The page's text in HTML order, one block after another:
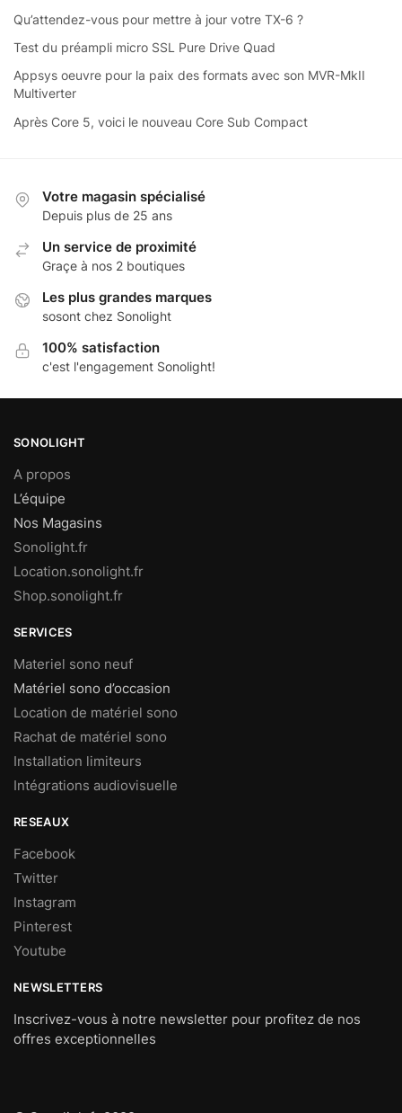
Qu’attendez-vous pour mettre à jour votre TX-6 ?
Test du préampli micro SSL Pure Drive Quad
Appsys oeuvre pour la paix des formats avec son MVR-MkII
Multiverter
Après Core 5, voici le nouveau Core Sub Compact
Votre magasin spécialisé
Depuis plus de 25 ans
Un service de proximité
Graçe à nos 2 boutiques
Les plus grandes marques
sosont chez Sonolight
100% satisfaction
c'est l'engagement Sonolight!
SONOLIGHT
A propos
L’équipe
Nos Magasins
Sonolight.fr
Location.sonolight.fr
Shop.sonolight.fr
SERVICES
Materiel sono neuf
Matériel sono d’occasion
Location de matériel sono
Rachat de matériel sono
Installation limiteurs
Intégrations audiovisuelle
RESEAUX
Facebook
Twitter
Instagram
Pinterest
Youtube
NEWSLETTERS
Inscrivez-vous à notre newsletter pour profitez de nos
offres exceptionnelles